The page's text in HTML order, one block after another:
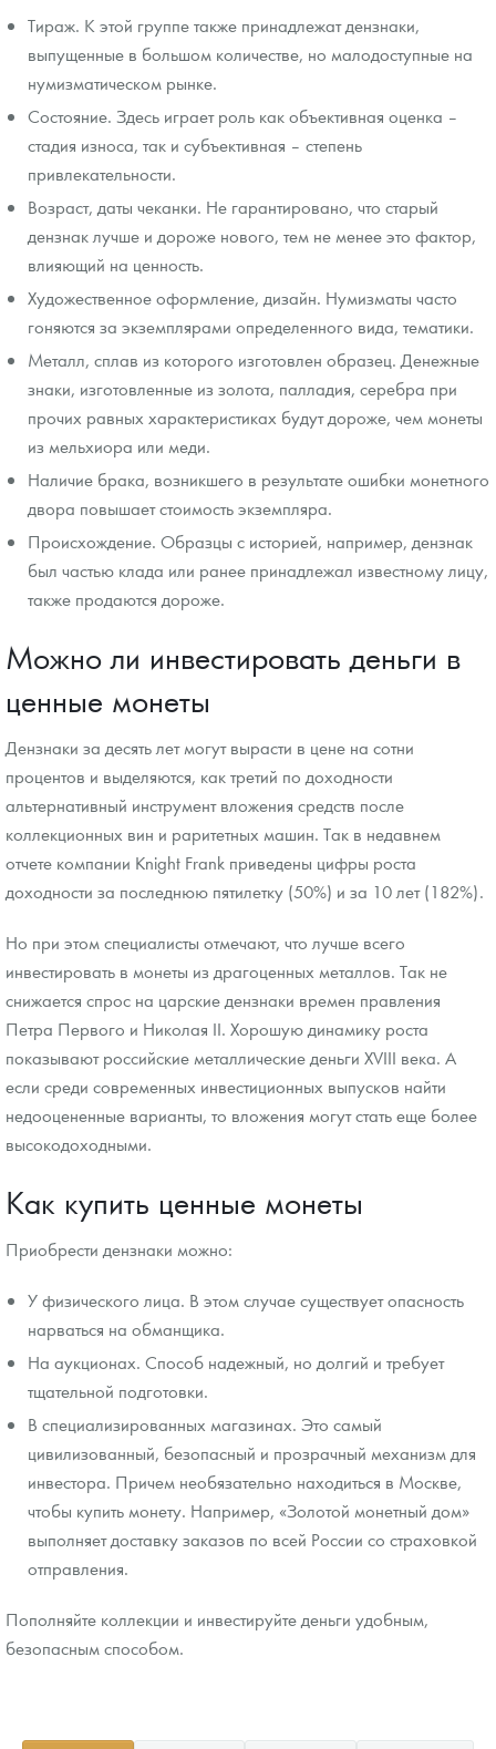
Тираж. К этой группе также принадлежат дензнаки,
выпущенные в большом количестве, но малодоступные на
нумизматическом рынке.
Состояние. Здесь играет роль как объективная оценка –
стадия износа, так и субъективная – степень
привлекательности.
Возраст, даты чеканки. Не гарантировано, что старый
дензнак лучше и дороже нового, тем не менее это фактор,
влияющий на ценность.
Художественное оформление, дизайн. Нумизматы часто
гоняются за экземплярами определенного вида, тематики.
Металл, сплав из которого изготовлен образец. Денежные
знаки, изготовленные из золота, палладия, серебра при
прочих равных характеристиках будут дороже, чем монеты
из мельхиора или меди.
Наличие брака, возникшего в результате ошибки монетного
двора повышает стоимость экземпляра.
Происхождение. Образцы с историей, например, дензнак
был частью клада или ранее принадлежал известному лицу,
также продаются дороже.
Можно ли инвестировать деньги в
ценные монеты
Дензнаки за десять лет могут вырасти в цене на сотни
процентов и выделяются, как третий по доходности
альтернативный инструмент вложения средств после
коллекционных вин и раритетных машин. Так в недавнем
отчете компании Knight Frank приведены цифры роста
доходности за последнюю пятилетку (50%) и за 10 лет (182%).
Но при этом специалисты отмечают, что лучше всего
инвестировать в монеты из драгоценных металлов. Так не
снижается спрос на царские дензнаки времен правления
Петра Первого и Николая II. Хорошую динамику роста
показывают российские металлические деньги XVIII века. А
если среди современных инвестиционных выпусков найти
недооцененные варианты, то вложения могут стать еще более
высокодоходными.
Как купить ценные монеты
Приобрести дензнаки можно:
У физического лица. В этом случае существует опасность
нарваться на обманщика.
На аукционах. Способ надежный, но долгий и требует
тщательной подготовки.
В специализированных магазинах. Это самый
цивилизованный, безопасный и прозрачный механизм для
инвестора. Причем необязательно находиться в Москве,
чтобы купить монету. Например, «Золотой монетный дом»
выполняет доставку заказов по всей России со страховкой
отправления.
Пополняйте коллекции и инвестируйте деньги удобным,
безопасным способом.